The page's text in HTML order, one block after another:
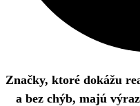
Značky, ktoré dokážu
a bez chýb, majú